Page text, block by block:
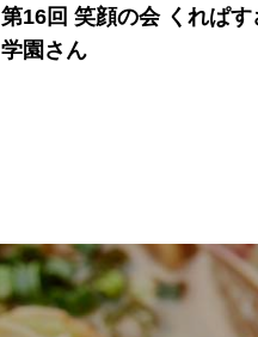
第16回 笑顔の会 くれぱす
学園さん